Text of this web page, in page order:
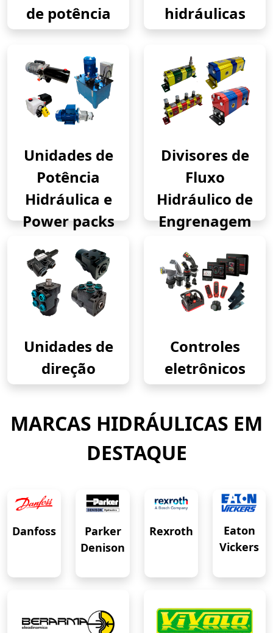
de potência
hidráulicas
Unidades de
Potência
Hidráulica e
Power packs
Divisores de
Fluxo
Hidráulico de
Engrenagem
Unidades de
direção
Controles
eletrônicos
MARCAS HIDRÁULICAS EM
DESTAQUE
Danfoss
Parker
Denison
Rexroth
Eaton
Vickers